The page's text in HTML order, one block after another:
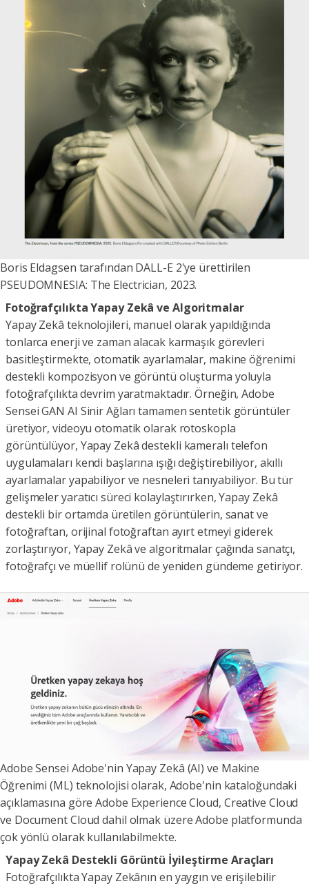
Boris Eldagsen tarafından DALL-E 2'ye ürettirilen
PSEUDOMNESIA: The Electrician, 2023.
Fotoğrafçılıkta Yapay Zekâ ve Algoritmalar
Yapay Zekâ teknolojileri, manuel olarak yapıldığında
tonlarca enerji ve zaman alacak karmaşık görevleri
basitleştirmekte, otomatik ayarlamalar, makine öğrenimi
destekli kompozisyon ve görüntü oluşturma yoluyla
fotoğrafçılıkta devrim yaratmaktadır. Örneğin, Adobe
Sensei GAN AI Sinir Ağları tamamen sentetik görüntüler
üretiyor, videoyu otomatik olarak rotoskopla
görüntülüyor, Yapay Zekâ destekli kameralı telefon
uygulamaları kendi başlarına ışığı değiştirebiliyor, akıllı
ayarlamalar yapabiliyor ve nesneleri tanıyabiliyor. Bu tür
gelişmeler yaratıcı süreci kolaylaştırırken, Yapay Zekâ
destekli bir ortamda üretilen görüntülerin, sanat ve
fotoğraftan, orijinal fotoğraftan ayırt etmeyi giderek
zorlaştırıyor, Yapay Zekâ ve algoritmalar çağında sanatçı,
fotoğrafçı ve müellif rolünü de yeniden gündeme getiriyor.
Adobe Sensei Adobe'nin Yapay Zekâ (AI) ve Makine
Öğrenimi (ML) teknolojisi olarak, Adobe'nin kataloğundaki
açıklamasına göre Adobe Experience Cloud, Creative Cloud
ve Document Cloud dahil olmak üzere Adobe platformunda
çok yönlü olarak kullanılabilmekte.
Yapay Zekâ Destekli Görüntü İyileştirme Araçları
Fotoğrafçılıkta Yapay Zekânın en yaygın ve erişilebilir